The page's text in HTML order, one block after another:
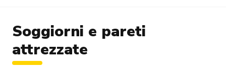
Soggiorni e pareti
attrezzate